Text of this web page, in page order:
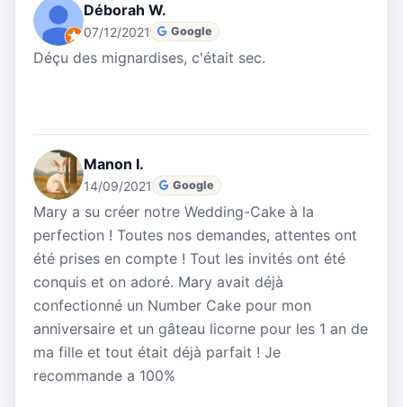
Déborah W.
07/12/2021 Google
Déçu des mignardises, c'était sec.
Manon I.
14/09/2021 Google
Mary a su créer notre Wedding-Cake à la
perfection ! Toutes nos demandes, attentes ont
été prises en compte ! Tout les invités ont été
conquis et on adoré. Mary avait déjà
confectionné un Number Cake pour mon
anniversaire et un gâteau licorne pour les 1 an de
ma fille et tout était déjà parfait ! Je
recommande a 100%